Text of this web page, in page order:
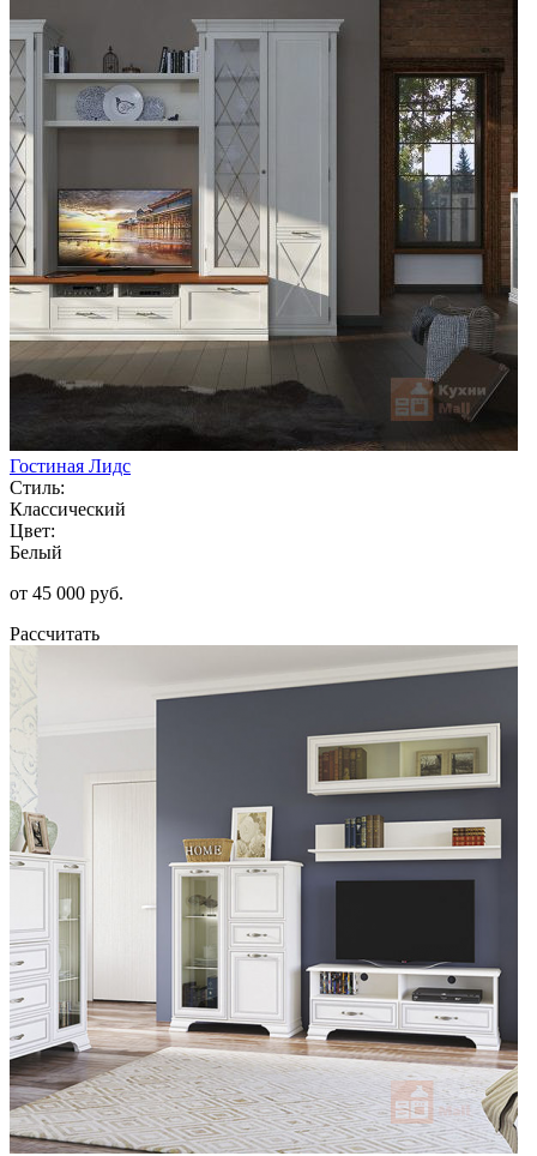
Гостиная Лидс
Стиль:
Классический
Цвет:
Белый
от 45 000 руб.
Рассчитать